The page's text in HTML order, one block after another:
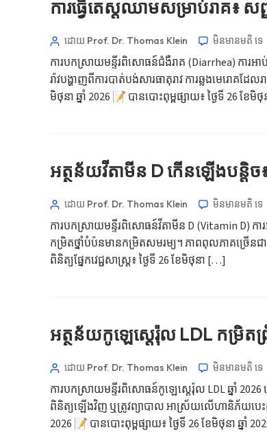
ការធ្វើតេស្តឈាមសម្រាប់រាគ៖ ស
ដោយ Prof. Dr. Thomas Klein មិនមាន​មតិ​ ទេ
ការបកស្រាយមន្ទីរពិសោធន៍ជំងឺរាគ (Diarrhea) ការអា
រ៉ាវបង្ហាញពីការបាត់បង់សារធាតុរាវ ការឆ្លងមេរោគ
មិថុនា ឆ្នាំ 2026 📝 បានបោះពុម្ពផ្សាយ៖ ថ្ងៃទី 26 ខែមិ
អត្ថន័យវីតាមីន D កើនឡើងបន្តិ
ដោយ Prof. Dr. Thomas Klein មិនមាន​មតិ​ ទេ
ការបកស្រាយមន្ទីរពិសោធន៍វីតាមីន D (Vitamin D) ក
កម្រិតថ្នាំបំប៉នមានកម្រិតសមរម្យ។ ភាពពុលភាគច្រើនជា
ពិនិត្យផ្នែកវេជ្ជសាស្ត្រ៖ ថ្ងៃទី 26 ខែមិថុនា […]
អត្ថន័យកូឡេស្តេរ៉ុល LDL កម្រិតព្
ដោយ Prof. Dr. Thomas Klein មិនមាន​មតិ​ ទេ
ការបកស្រាយមន្ទីរពិសោធន៍កូឡេស្តេរ៉ុល LDL ឆ្នាំ 2026
ពិនិត្យឡើងវិញ ឬត្រូវព្យាបាល អាស្រ័យលើហានិភ័យបេះដូ
2026 📝 បានបោះពុម្ពផ្សាយ៖ ថ្ងៃទី 26 ខែមិថុនា ឆ្នាំ
ಕನ್ನಡ
മലയാളം
Bahasa Melayu
Tiếng Việt
Kiswahili
አማርኛ
Українська
Català
Hrvatski
Slovenčina
سنڌي